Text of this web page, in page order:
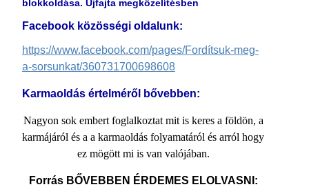
blokkoldása. Újfajta megközelítésben
Facebook közösségi oldalunk:
https://www.facebook.com/pages/Fordítsuk-meg-
a-sorsunkat/360731700698608
Karmaoldás értelméről bővebben:
Nagyon sok embert foglalkoztat mit is keres a földön, a
karmájáról és a a karmaoldás folyamatáról és arról hogy
ez mögött mi is van valójában.
Forrás BŐVEBBEN ÉRDEMES ELOLVASNI: